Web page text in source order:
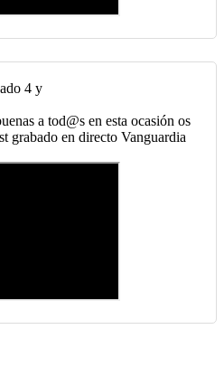
4 y
a tod@s en esta ocasión os
grabado en directo Vanguardia